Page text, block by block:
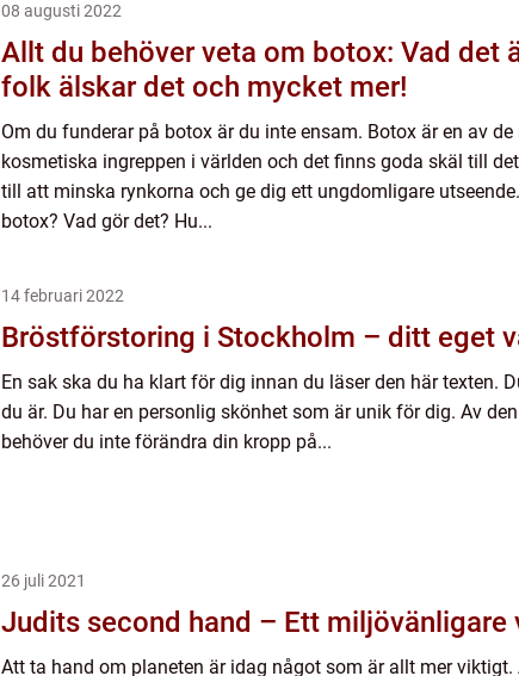
08 augusti 2022
Allt du behöver veta om botox: Vad det
folk älskar det och mycket mer!
Om du funderar på botox är du inte ensam. Botox är en av
kosmetiska ingreppen i världen och det finns goda skäl till
till att minska rynkorna och ge dig ett ungdomligare
botox? Vad gör det? Hu...
14 februari 2022
Bröstförstoring i Stockholm – ditt eget
En sak ska du ha klart för dig innan du läser den här texten.
du är. Du har en personlig skönhet som är unik för dig. Av
behöver du inte förändra din kropp på...
26 juli 2021
Judits second hand – Ett miljövänligare
Att ta hand om planeten är idag något som är allt mer viktigt.